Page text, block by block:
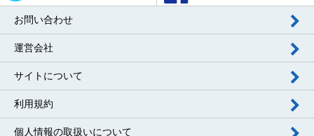
お問い合わせ
運営会社
サイトについて
利用規約
個人情報の取扱いについて